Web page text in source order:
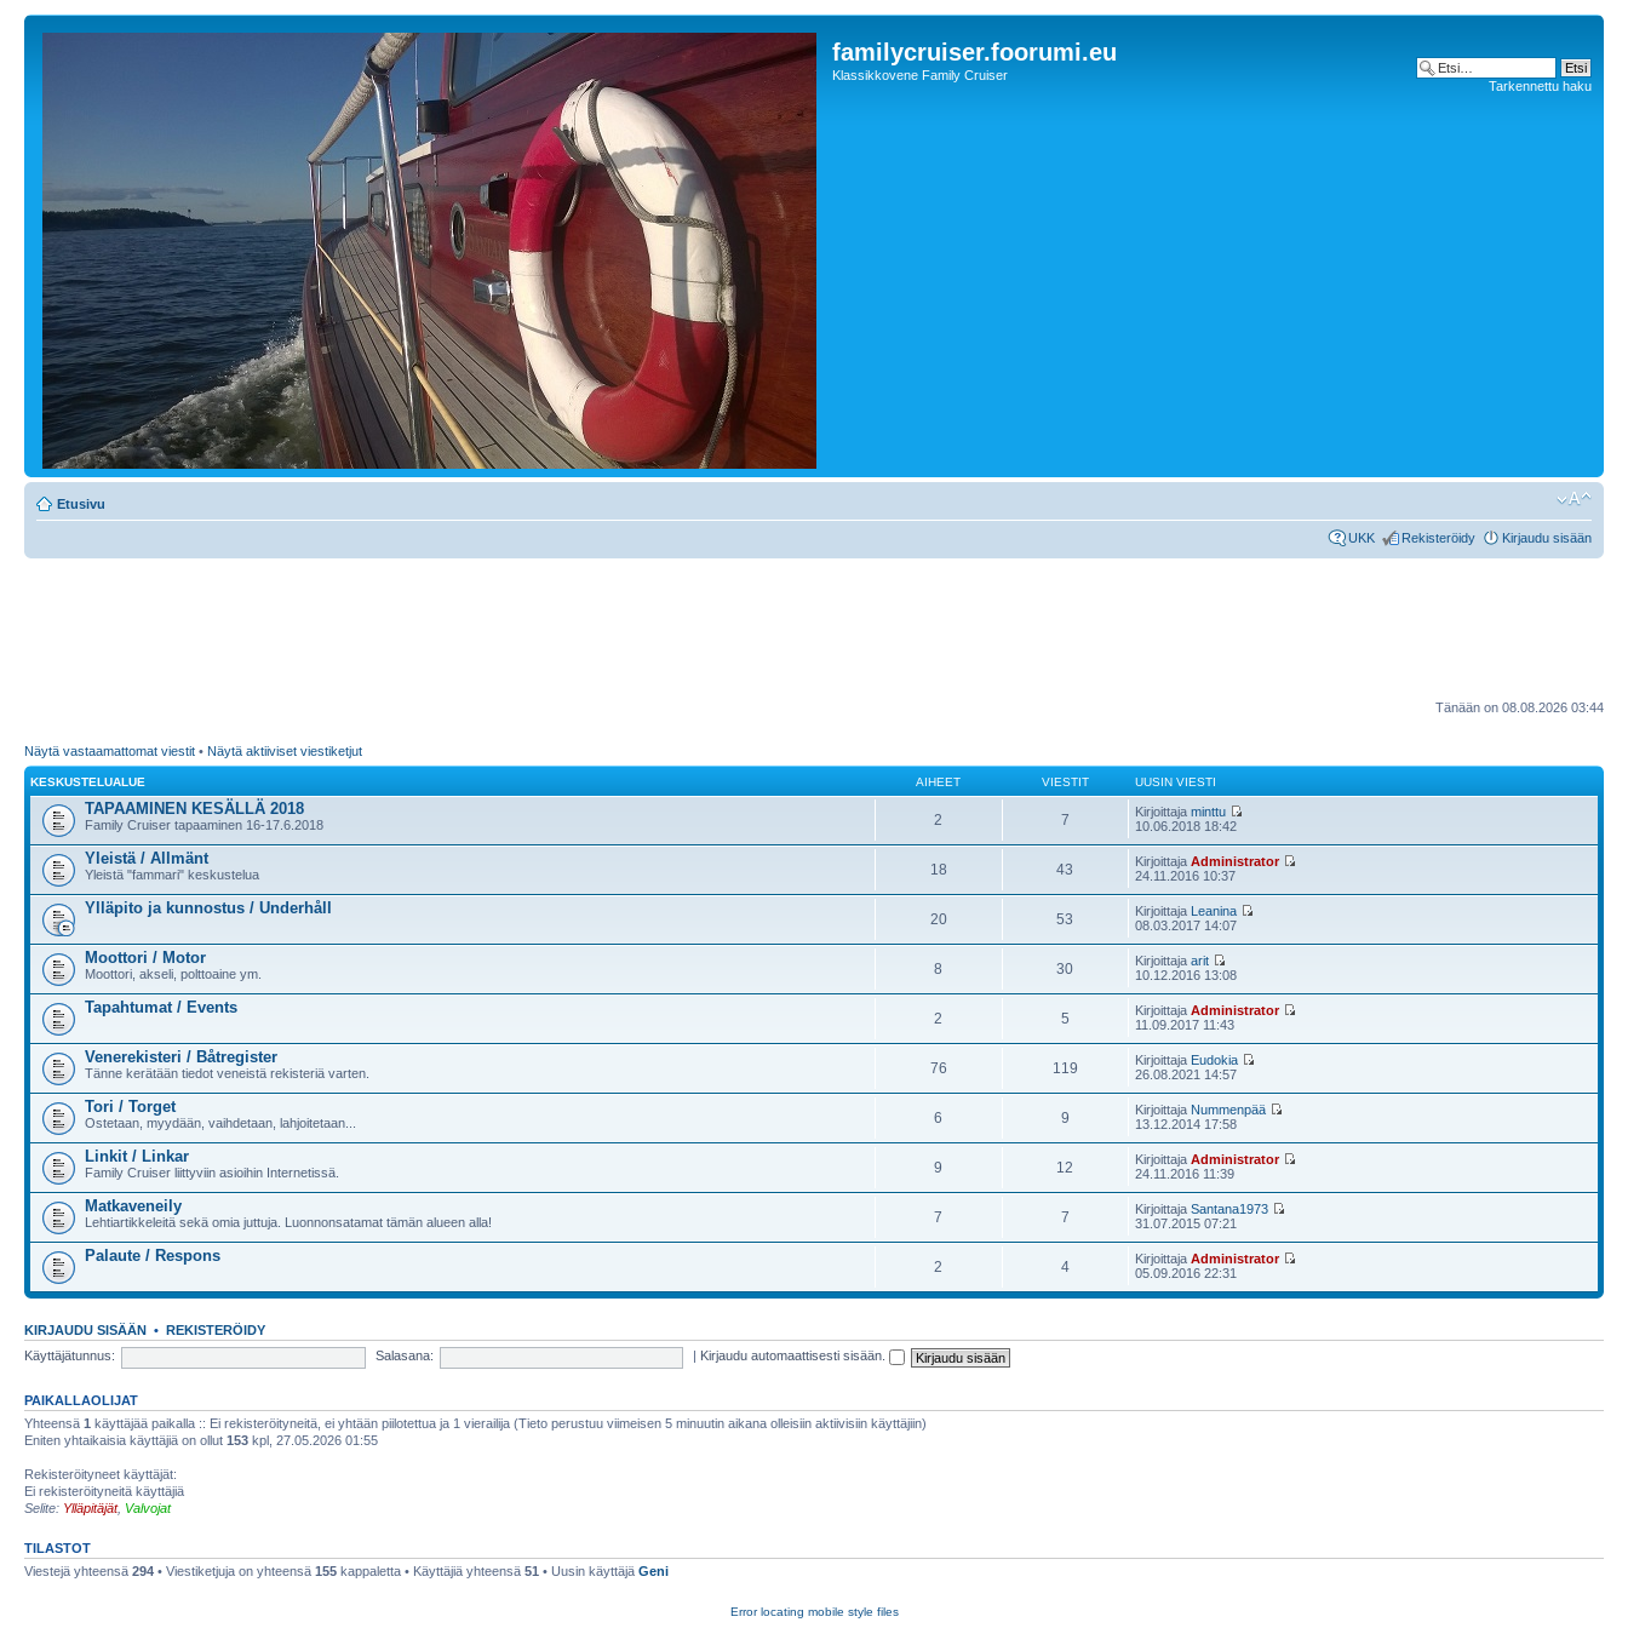
familycruiser.foorumi.eu
Klassikkovene Family Cruiser
Tarkennettu haku
Etusivu
UKK Rekisteröidy Kirjaudu sisään
Tänään on 08.08.2026 03:44
Näytä vastaamattomat viestit • Näytä aktiiviset viestiketjut
KESKUSTELUALUE AIHEET VIESTIT UUSIN VIESTI
TAPAAMINEN KESÄLLÄ 2018
Family Cruiser tapaaminen 16-17.6.2018 2 7 Kirjoittajaminttu
10.06.2018 18:42
Yleistä / Allmänt
Yleistä "fammari" keskustelua 18 43 KirjoittajaAdministrator
24.11.2016 10:37
Ylläpito ja kunnostus / Underhåll
20 53 Kirjoittaja Leanina
08.03.2017 14:07
Moottori / Motor
Moottori, akseli, polttoaine ym. 8 30 Kirjoittajaarit
10.12.2016 13:08
Tapahtumat / Events
2 5 KirjoittajaAdministrator
11.09.2017 11:43
Venerekisteri / Båtregister
Tänne kerätään tiedot veneistä rekisteriä varten. 76 119 Kirjoittaja Eudokia
26.08.2021 14:57
Tori / Torget
Ostetaan, myydään, vaihdetaan, lahjoitetaan... 6 9 Kirjoittaja Nummenpää
13.12.2014 17:58
Linkit / Linkar
Family Cruiser liittyviin asioihin Internetissä. 9 12 KirjoittajaAdministrator
24.11.2016 11:39
Matkaveneily
Lehtiartikkeleitä sekä omia juttuja. Luonnonsatamat tämän alueen alla! 7 7 KirjoittajaSantana1973
31.07.2015 07:21
Palaute / Respons
2 4 KirjoittajaAdministrator
05.09.2016 22:31
KIRJAUDU SISÄÄN • REKISTERÖIDY
Käyttäjätunnus:
Salasana: Kirjaudu automaattisesti sisään.
PAIKALLAOLIJAT
Yhteensä 1 käyttäjää paikalla :: Ei rekisteröityneitä, ei yhtään piilotettua ja 1 vierailija (Tieto perustuu viimeisen 5 minuutin aikana olleisiin aktiivisiin käyttäjiin)
Eniten yhtaikaisia käyttäjiä on ollut 153 kpl, 27.05.2026 01:55
Rekisteröityneet käyttäjät:
Ei rekisteröityneitä käyttäjiä
Selite: Ylläpitäjät, Valvojat
TILASTOT
Viestejä yhteensä 294 • Viestiketjuja on yhteensä 155 kappaletta • Käyttäjiä yhteensä 51 • Uusin käyttäjä Geni
Error locating mobile style files